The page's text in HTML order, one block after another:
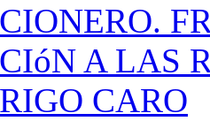
A LAS
CARO